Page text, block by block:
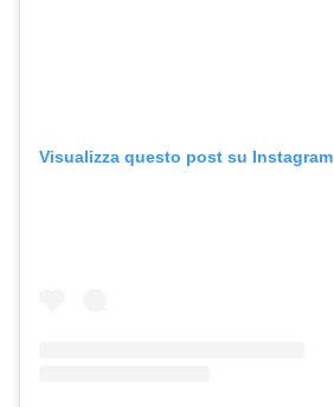
Visualizza questo post su Instagram